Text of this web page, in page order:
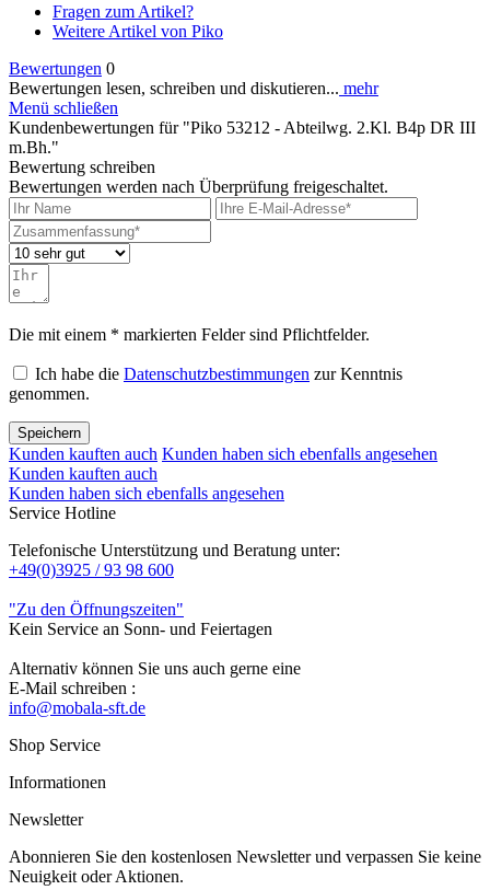
Fragen zum Artikel?
Weitere Artikel von Piko
Bewertungen 0
Bewertungen lesen, schreiben und diskutieren... mehr
Menü schließen
Kundenbewertungen für "Piko 53212 - Abteilwg. 2.Kl. B4p DR III
m.Bh."
Bewertung schreiben
Bewertungen werden nach Überprüfung freigeschaltet.
Die mit einem * markierten Felder sind Pflichtfelder.
Ich habe die Datenschutzbestimmungen zur Kenntnis
genommen.
Speichern
Kunden kauften auch Kunden haben sich ebenfalls angesehen
Kunden kauften auch
Kunden haben sich ebenfalls angesehen
Service Hotline
Telefonische Unterstützung und Beratung unter:
+49(0)3925 / 93 98 600
"Zu den Öffnungszeiten"
Kein Service an Sonn- und Feiertagen
Alternativ können Sie uns auch gerne eine
E-Mail schreiben :
info@mobala-sft.de
Shop Service
Informationen
Newsletter
Abonnieren Sie den kostenlosen Newsletter und verpassen Sie keine
Neuigkeit oder Aktionen.